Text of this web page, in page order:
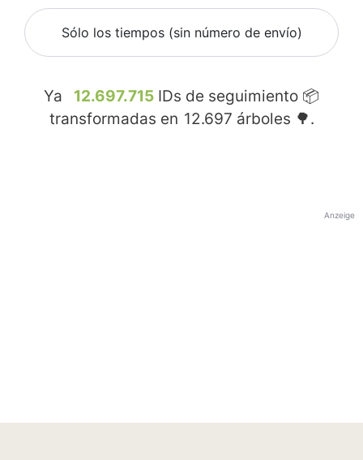
Sólo los tiempos (sin número de envío)
Ya 12.697.715 IDs de seguimiento 📦
transformadas en 12.697 árboles 🌳.
Anzeige